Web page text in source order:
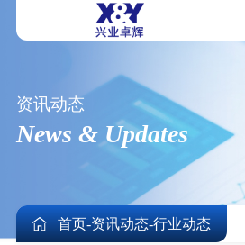
资讯动态
News & Updates
首页-资讯动态-行业动态